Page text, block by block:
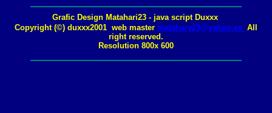
Grafic Design Matahari23 - java script Duxxx
Copyright (©) duxxx2001 web master matahary23@yahoo.es All
right reserved.
Resolution 800x 600